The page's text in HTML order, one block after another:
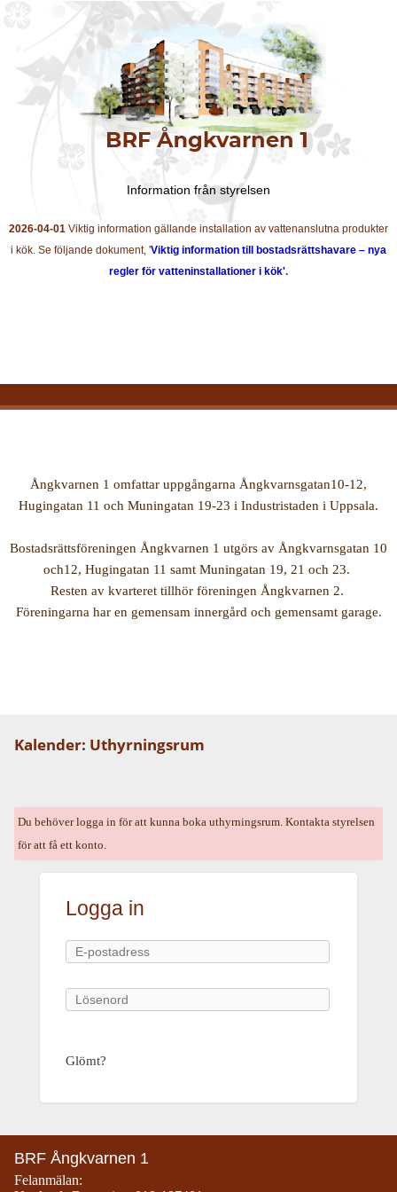
Information från styrelsen
2026-04-01 Viktig information gällande installation av vattenanslutna produkter
i kök. Se följande dokument, 'Viktig information till bostadsrättshavare – nya
regler för vatteninstallationer i kök'.
Ångkvarnen 1 omfattar uppgångarna Ångkvarnsgatan10-12,
Hugingatan 11 och Muningatan 19-23 i Industristaden i Uppsala.
Bostadsrättsföreningen Ångkvarnen 1 utgörs av Ångkvarnsgatan 10
och12, Hugingatan 11 samt Muningatan 19, 21 och 23.
Resten av kvarteret tillhör föreningen Ångkvarnen 2.
Föreningarna har en gemensam innergård och gemensamt garage.
Kalender: Uthyrningsrum
Du behöver logga in för att kunna boka uthyrningsrum. Kontakta styrelsen
för att få ett konto.
Logga in
Glömt?
BRF Ångkvarnen 1
Felanmälan: